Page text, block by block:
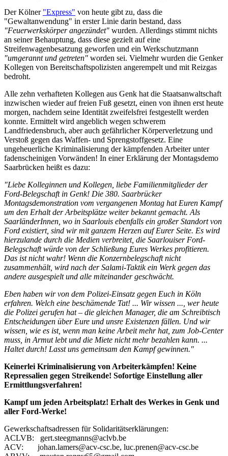
Der Kölner "Express" von heute gibt zu, dass die
"Gewaltanwendung" in erster Linie darin bestand, dass
"Feuerwerkskörper angezündet" wurden. Allerdings stimmt nichts
an seiner Behauptung, dass diese gezielt auf eine
Streifenwagenbesatzung geworfen und ein Werkschutzmann
"umgerannt und getreten" worden sei. Vielmehr wurden die Genker
Kollegen von Bereitschaftspolizisten angerempelt und mit Reizgas
bedroht.
Alle zehn verhafteten Kollegen aus Genk hat die Staatsanwaltschaft
inzwischen wieder auf freien Fuß gesetzt, einen von ihnen erst heute
morgen, nachdem seine Identität zweifelsfrei festgestellt werden
konnte. Ermittelt wird angeblich wegen schwerem
Landfriedensbruch, aber auch gefährlicher Körperverletzung und
Verstoß gegen das Waffen- und Sprengstoffgesetz. Eine
ungeheuerliche Kriminalisierung der kämpfenden Arbeiter unter
fadenscheinigen Vorwänden! In einer Erklärung der Montagsdemo
Saarbrücken heißt es dazu:
"Liebe Kolleginnen und Kollegen, liebe Familienmitglieder der
Ford-Belegschaft in Genk! Die 380. Saarbrücker
Montagsdemonstration vom vergangenen Montag hat Euren Kampf
um den Erhalt der Arbeitsplätze weiter bekannt gemacht. Als
SaarländerInnen, wo in Saarlouis ebenfalls ein großer Standort von
Ford existiert, sind wir mit ganzem Herzen auf Eurer Seite. Es wird
hierzulande durch die Medien verbreitet, die Saarlouiser Ford-
Belegschaft würde von der Schließung Eures Werkes profitieren.
Das ist nicht wahr! Wenn die Konzernbelegschaft nicht
zusammenhält, wird nach der Salami-Taktik ein Werk gegen das
andere ausgespielt und alle miteinander geschwächt.
Eben haben wir von dem Polizei-Einsatz gegen Euch in Köln
erfahren. Welch eine beschämende Tat! ... Wir wissen ..., wer heute
die Polizei gerufen hat – die gleichen Manager, die am Schreibtisch
Entscheidungen über Eure und unsre Existenzen fällen. Und wir
wissen, wie es ist, wenn man keine Arbeit mehr hat, zum Job-Center
muss, in Armut lebt und die Miete nicht mehr bezahlen kann. ...
Haltet durch! Lasst uns gemeinsam den Kampf gewinnen."
Keinerlei Kriminalisierung von Arbeiterkämpfen! Keine
Repressalien gegen Streikende! Sofortige Einstellung aller
Ermittlungsverfahren!
Kampf um jeden Arbeitsplatz! Erhalt des Werkes in Genk und
aller Ford-Werke!
Gewerkschaftsadressen für Solidaritätserklärungen:
ACLVB: gert.steegmanns@aclvb.be
ACV: johan.lamers@acv-csc.be, luc.prenen@acv-csc.be